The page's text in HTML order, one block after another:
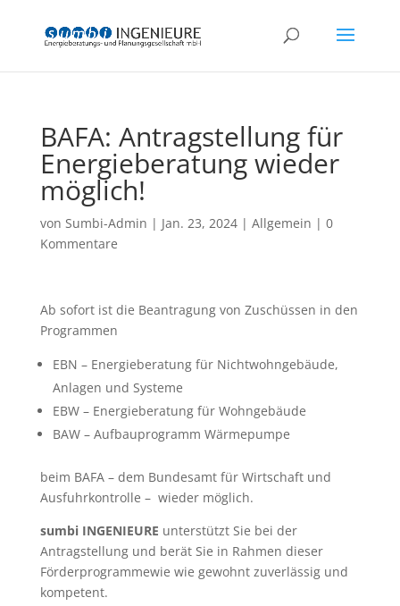
BAFA: Antragstellung für
Energieberatung wieder
möglich!
von Sumbi-Admin | Jan. 23, 2024| Allgemein | 0
Kommentare
Ab sofort ist die Beantragung von Zuschüssen in den
Programmen
EBN – Energieberatung für Nichtwohngebäude,
Anlagen und Systeme
EBW – Energieberatung für Wohngebäude
BAW – Aufbauprogramm Wärmepumpe
beim BAFA – dem Bundesamt für Wirtschaft und
Ausfuhrkontrolle – wieder möglich.
sumbi INGENIEURE unterstützt Sie bei der
Antragstellung und berät Sie in Rahmen dieser
Förderprogrammewie wie gewohnt zuverlässig und
kompetent.